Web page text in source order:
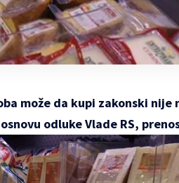
može da kupi zakonski nije
odluke Vlade RS,